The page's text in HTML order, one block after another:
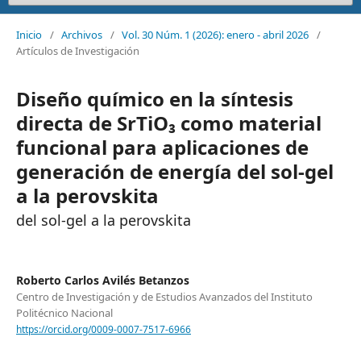
Inicio / Archivos / Vol. 30 Núm. 1 (2026): enero - abril 2026 /
Artículos de Investigación
Diseño químico en la síntesis
directa de SrTiO₃ como material
funcional para aplicaciones de
generación de energía del sol-gel
a la perovskita
del sol-gel a la perovskita
Roberto Carlos Avilés Betanzos
Centro de Investigación y de Estudios Avanzados del Instituto
Politécnico Nacional
https://orcid.org/0009-0007-7517-6966